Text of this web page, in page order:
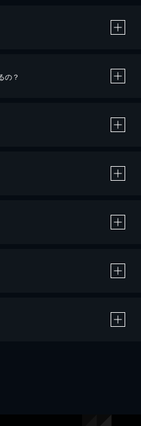
の？
ド決済による作品の購入 / レンタルです。